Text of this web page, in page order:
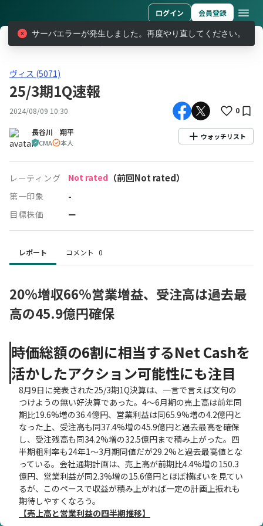
ログイン 会員登録
レポート
ヴィス(5071)25/3期1Q速報
ヴィス (5071)
25/3期1Q速報
2024/08/09 10:30 0
長谷川 翔平
CMA 本人
ウォッチリスト
レーティング Not rated （前回Not rated）
第一印象 -
目標株価 ー
レポート コメント 0
20%増収66%営業増益、受注高は過去最
高の45.9億円確保
時価総額の6割に相当するNet Cashを
活かしたアクション可能性にも注目
8月9日に発表された25/3期1Q決算は、一言で言えば文句の
つけようの無い好決算であった。4～6月期の売上高は前年同
期比19.6%増の36.4億円、営業利益は同65.9%増の4.2億円と
なった上、受注高も同37.4%増の45.9億円と過去最高を確保
し、受注残高も同34.2%増の32.5億円まで積み上がった。四
半期粗利率も24年1～3月期同値だが29.2%と過去最高値とな
っている。会社通期計画は、売上高が前期比4.4%増の150.3
億円、営業利益が同2.3%増の15.6億円とほぼ横ばいを見てい
るが、このペースで収益が積み上がれば一定の計画上振れも
期待しやすくなろう。
【売上高と営業利益の四半期推移】
サーバエラーが発生しました。再度やり直してください。